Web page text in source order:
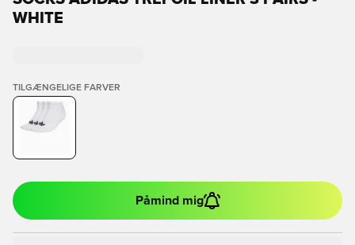
WHITE
TILGÆNGELIGE FARVER
Påmind mig